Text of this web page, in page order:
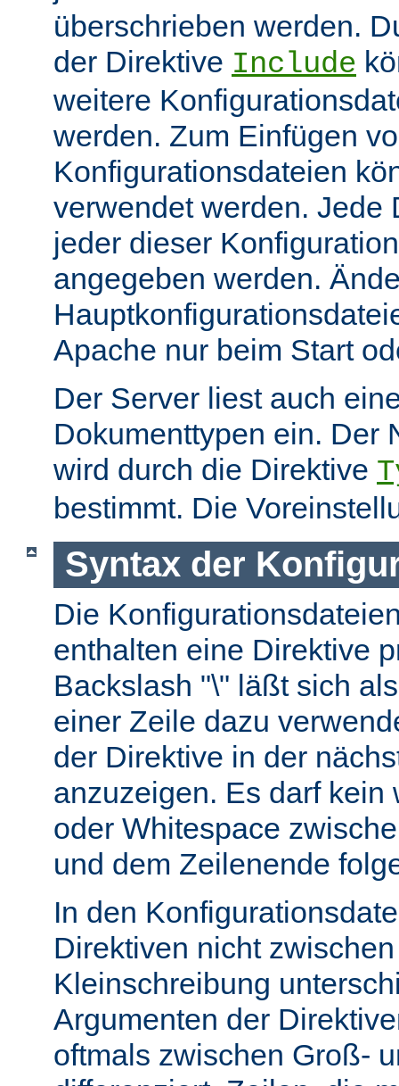
überschrieben werden.
der Direktive Include
weitere
werden. Zum Einfügen
Konfigurationsdateien
verwendet werden. Jede
jeder dieser
angegeben werden.
Apache nur beim Start
Der Server liest auch
Dokumenttypen ein. Der
wird durch die Direktive
bestimmt. Die
Syntax der
Die
enthalten eine Direktive
Backslash "\" läßt sich
einer Zeile dazu
der Direktive in der
anzuzeigen. Es darf kein
oder Whitespace
und dem Zeilenende
In den
Direktiven nicht
Kleinschreibung
Argumenten der
oftmals zwischen Groß-